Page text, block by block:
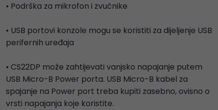
• Podrška za mikrofon i zvučnike
• USB portovi konzole mogu se koristiti za dijeljenje USB
perifernih uređaja
• CS22DP može zahtijevati vanjsko napajanje putem
USB Micro-B Power porta. USB Micro-B kabel za
spajanje na Power port treba kupiti zasebno, ovisno o
vrsti napajanja koje koristite.